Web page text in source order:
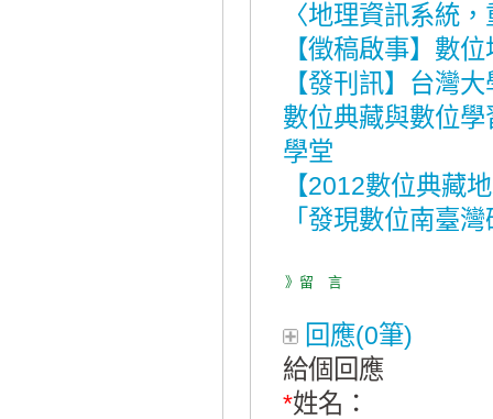
〈地理資訊系統
【徵稿啟事】數
【發刊訊】台灣
數位典藏與數位
學堂
【2012數位典藏
「發現數位南臺
》留 言
回應(0筆)
給個回應
*姓名：